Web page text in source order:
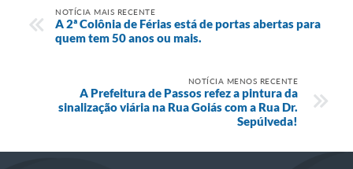
NOTÍCIA MAIS RECENTE
A 2ª Colônia de Férias está de portas abertas para
quem tem 50 anos ou mais.
NOTÍCIA MENOS RECENTE
A Prefeitura de Passos refez a pintura da
sinalização viária na Rua Goiás com a Rua Dr.
Sepúlveda!